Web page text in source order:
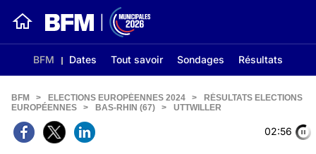
BFM Dates Tout savoir Sondages Résultats
02:56
BFM > ELECTIONS EUROPÉENNES 2024 >
RÉSULTATS ELECTIONS
EUROPÉENNES
> BAS-RHIN (67) > UTTWILLER